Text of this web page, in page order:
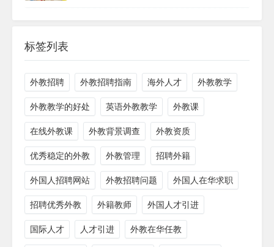
标签列表
外教招聘 外教招聘指南 海外人才 外教教学
外教教学的好处 英语外教教学 外教课
在线外教课 外教背景调查 外教资质
优秀稳定的外教 外教管理 招聘外籍
外国人招聘网站 外教招聘问题 外国人在华求职
招聘优秀外教 外籍教师 外国人才引进
国际人才 人才引进 外教在华任教